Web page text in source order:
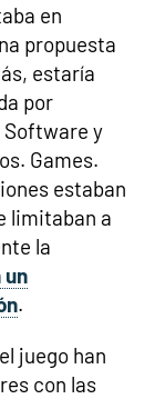
en
propuesta
estaría
por
Software y
Games.
estaban
limitaban a
la
un
.
juego han
con las